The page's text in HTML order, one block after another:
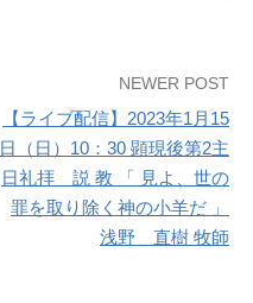
NEWER POST
【ライブ配信】2023年1月15
日（日）10：30 顕現後第2主
日礼拝 説 教 「 見よ、世の
罪を取り除く神の小羊だ 」
浅野 直樹 牧師